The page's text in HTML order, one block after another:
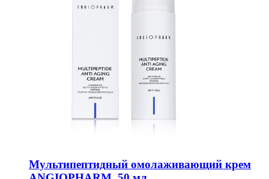
Мультипептидный омолаживающий крем